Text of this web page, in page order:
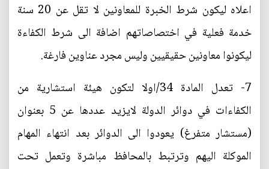
اعلاه ليكون شرط الخبرة للمعاونين لا تقل عن 20 سنة
خدمة فعلية في اختصاصاتهم اضافة الى شرط الكفاءة
ليكونوا معاونين حقيقيين وليس مجرد عناوين فارغة.
7- تعدل المادة 34/اولا لتكون هيئة استشارية من
الكفاءات في دوائر الدولة لايزيد عددها عن 5 بعنوان
(مستشار متفرغ) يعودوا الى الدوائر بعد انتهاء المهام
الموكلة اليهم وترتبط بالمحافظ مباشرة وتعمل تحت